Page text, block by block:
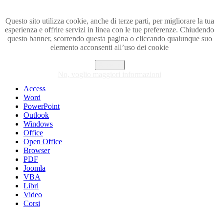
Questo sito utilizza cookie, anche di terze parti, per migliorare la tua
esperienza e offrire servizi in linea con le tue preferenze. Chiudendo
questo banner, scorrendo questa pagina o cliccando qualunque suo
elemento acconsenti all’uso dei cookie
Visita i forum di SOS-OFFICE
Access
Word
PowerPoint
Outlook
Windows
Office
Open Office
Browser
PDF
Joomla
VBA
Libri
Video
Corsi